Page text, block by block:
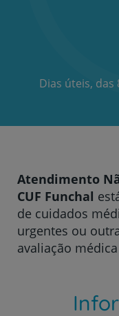
Dias úteis, das
Atendimento
CUF Funchal
de cuidados
urgentes ou
avaliação